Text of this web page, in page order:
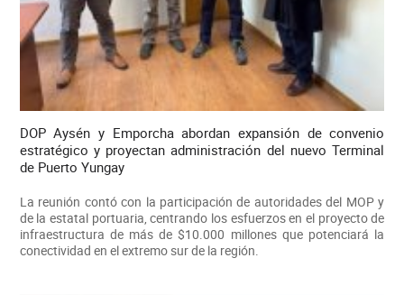
DOP Aysén y Emporcha abordan expansión de convenio
estratégico y proyectan administración del nuevo Terminal
de Puerto Yungay
La reunión contó con la participación de autoridades del MOP y
de la estatal portuaria, centrando los esfuerzos en el proyecto de
infraestructura de más de $10.000 millones que potenciará la
conectividad en el extremo sur de la región.